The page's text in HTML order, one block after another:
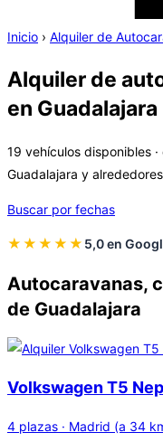
Inicio › Alquiler de
Alquiler de
en Guadalajara
19 vehículos disponibles
Guadalajara y alrededores
Buscar por fechas
★★★★★ 5,0 en
Autocaravanas,
de Guadalajara
Volkswagen T5
4 plazas · Madrid (a 34